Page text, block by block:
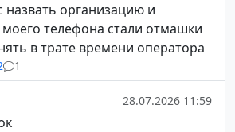
назвать организацию и
моего телефона стали отмашки
в трате времени оператора
1
28.07.2026 11:59